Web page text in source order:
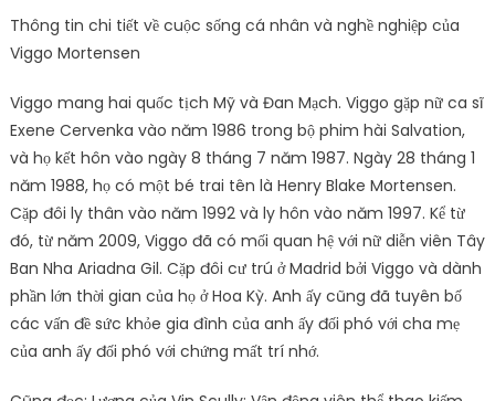
Thông tin chi tiết về cuộc sống cá nhân và nghề nghiệp của
Viggo Mortensen
Viggo mang hai quốc tịch Mỹ và Đan Mạch. Viggo gặp nữ ca sĩ
Exene Cervenka vào năm 1986 trong bộ phim hài Salvation,
và họ kết hôn vào ngày 8 tháng 7 năm 1987. Ngày 28 tháng 1
năm 1988, họ có một bé trai tên là Henry Blake Mortensen.
Cặp đôi ly thân vào năm 1992 và ly hôn vào năm 1997. Kể từ
đó, từ năm 2009, Viggo đã có mối quan hệ với nữ diễn viên Tây
Ban Nha Ariadna Gil. Cặp đôi cư trú ở Madrid bởi Viggo và dành
phần lớn thời gian của họ ở Hoa Kỳ. Anh ấy cũng đã tuyên bố
các vấn đề sức khỏe gia đình của anh ấy đối phó với cha mẹ
của anh ấy đối phó với chứng mất trí nhớ.